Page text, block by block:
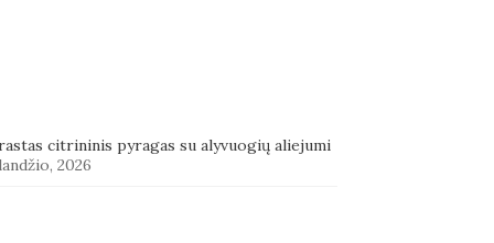
citrininis pyragas su alyvuogių aliejumi
2026